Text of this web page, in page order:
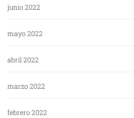
junio 2022
mayo 2022
abril 2022
marzo 2022
febrero 2022